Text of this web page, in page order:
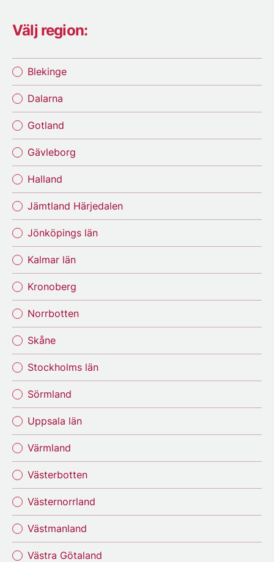
Välj region:
Blekinge
Dalarna
Gotland
Gävleborg
Halland
Jämtland Härjedalen
Jönköpings län
Kalmar län
Kronoberg
Norrbotten
Skåne
Stockholms län
Sörmland
Uppsala län
Värmland
Västerbotten
Västernorrland
Västmanland
Västra Götaland